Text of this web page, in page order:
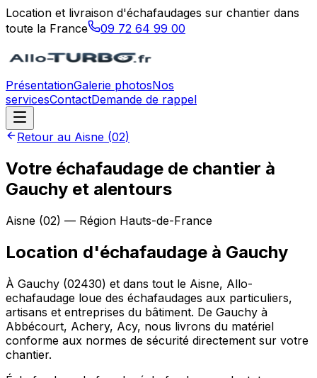
Location et livraison d'échafaudages sur chantier dans
toute la France
09 72 64 99 00
PrésentationGalerie photosNos
servicesContactDemande de rappel
Retour au Aisne (02)
Votre échafaudage de chantier à
Gauchy et alentours
Aisne (02) — Région Hauts-de-France
Location d'échafaudage à Gauchy
À Gauchy (02430) et dans tout le Aisne, Allo-
echafaudage loue des échafaudages aux particuliers,
artisans et entreprises du bâtiment. De Gauchy à
Abbécourt, Achery, Acy, nous livrons du matériel
conforme aux normes de sécurité directement sur votre
chantier.